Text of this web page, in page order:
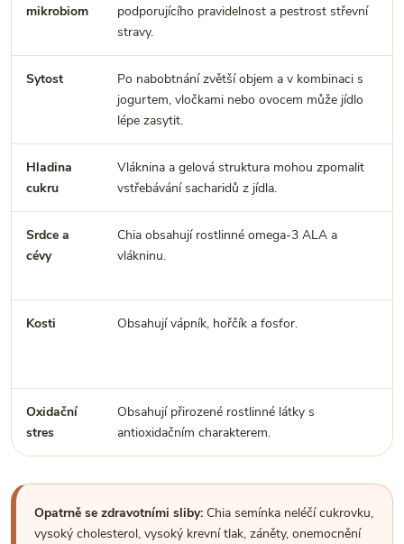
mikrobiom
podporujícího pravidelnost a pestrost střevní
stravy.
Sytost
Po nabobtnání zvětší objem a v kombinaci s
jogurtem, vločkami nebo ovocem může jídlo
lépe zasytit.
Hladina
cukru
Vláknina a gelová struktura mohou zpomalit
vstřebávání sacharidů z jídla.
Srdce a
cévy
Chia obsahují rostlinné omega-3 ALA a
vlákninu.
Kosti Obsahují vápník, hořčík a fosfor.
Oxidační
stres
Obsahují přirozené rostlinné látky s
antioxidačním charakterem.
Opatrně se zdravotními sliby: Chia semínka neléčí cukrovku,
vysoký cholesterol, vysoký krevní tlak, záněty, onemocnění